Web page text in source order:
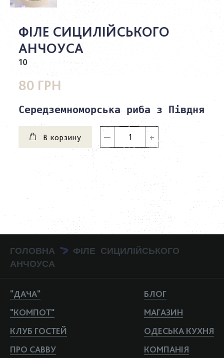
ФІЛЕ СИЦИЛІЙСЬКОГО
АНЧОУСА
10
80 ГРН
Середземноморська риба з Півдня
В корзину
ГОЛОВНА > ФІЛЕ СИЦИЛІЙСЬКОГО
АНЧОУСА
"ДАЧА"
"КОМПОТ"
КЛУБ ГОСТЕЙ
ПРО САВВУ
БЛОГ
МАГАЗИН
ОДЕСЬКА КУХНЯ
КОМПАНIЯ